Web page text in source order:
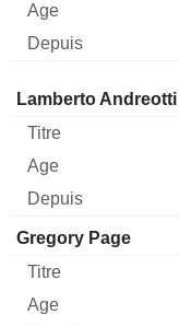
Administrateur Titre
Lamberto Andreotti
Gregory Page